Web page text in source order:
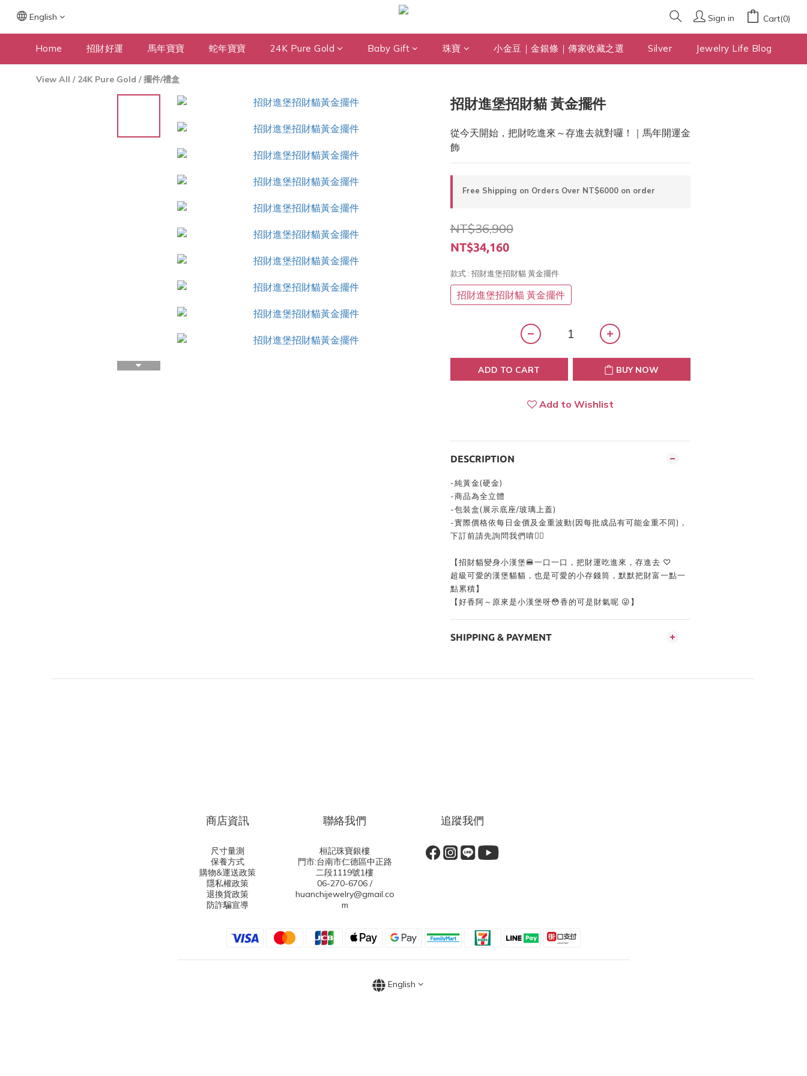
English Sign in Cart(0)
Home 招財好運 馬年寶寶 蛇年寶寶 24K Pure Gold Baby Gift 珠寶 小金豆｜金銀條｜傳家收藏之選 Silver Jewelry Life Blog
View All / 24K Pure Gold /擺件/禮盒
招財進堡招財貓 黃金擺件
從今天開始，把財吃進來～存進去就對囉！｜馬年開運金
飾
Free Shipping on Orders Over NT$6000 on order
NT$36,900
NT$34,160
款式 : 招財進堡招財貓 黃金擺件
招財進堡招財貓 黃金擺件
ADD TO CART BUY NOW
Add to Wishlist
DESCRIPTION
-純黃金(硬金)
-商品為全立體
-包裝盒(展示底座/玻璃上蓋)
-實際價格依每日金價及金重波動(因每批成品有可能金重不同)，
下訂前請先詢問我們唷👍🏻
【招財貓變身小漢堡🍔一口一口，把財運吃進來，存進去 ♡
超級可愛的漢堡貓貓，也是可愛的小存錢筒，默默把財富一點一
點累積】
【好香阿～原來是小漢堡呀😳香的可是財氣呢 😜】
SHIPPING & PAYMENT
商店資訊
尺寸量測
保養方式
購物&運送政策
隱私權政策
退換貨政策
防詐騙宣導
聯絡我們
桓記珠寶銀樓
門市:台南市仁德區中正路
二段1119號1樓
06-270-6706 /
huanchijewelry@gmail.co
m
追蹤我們
English